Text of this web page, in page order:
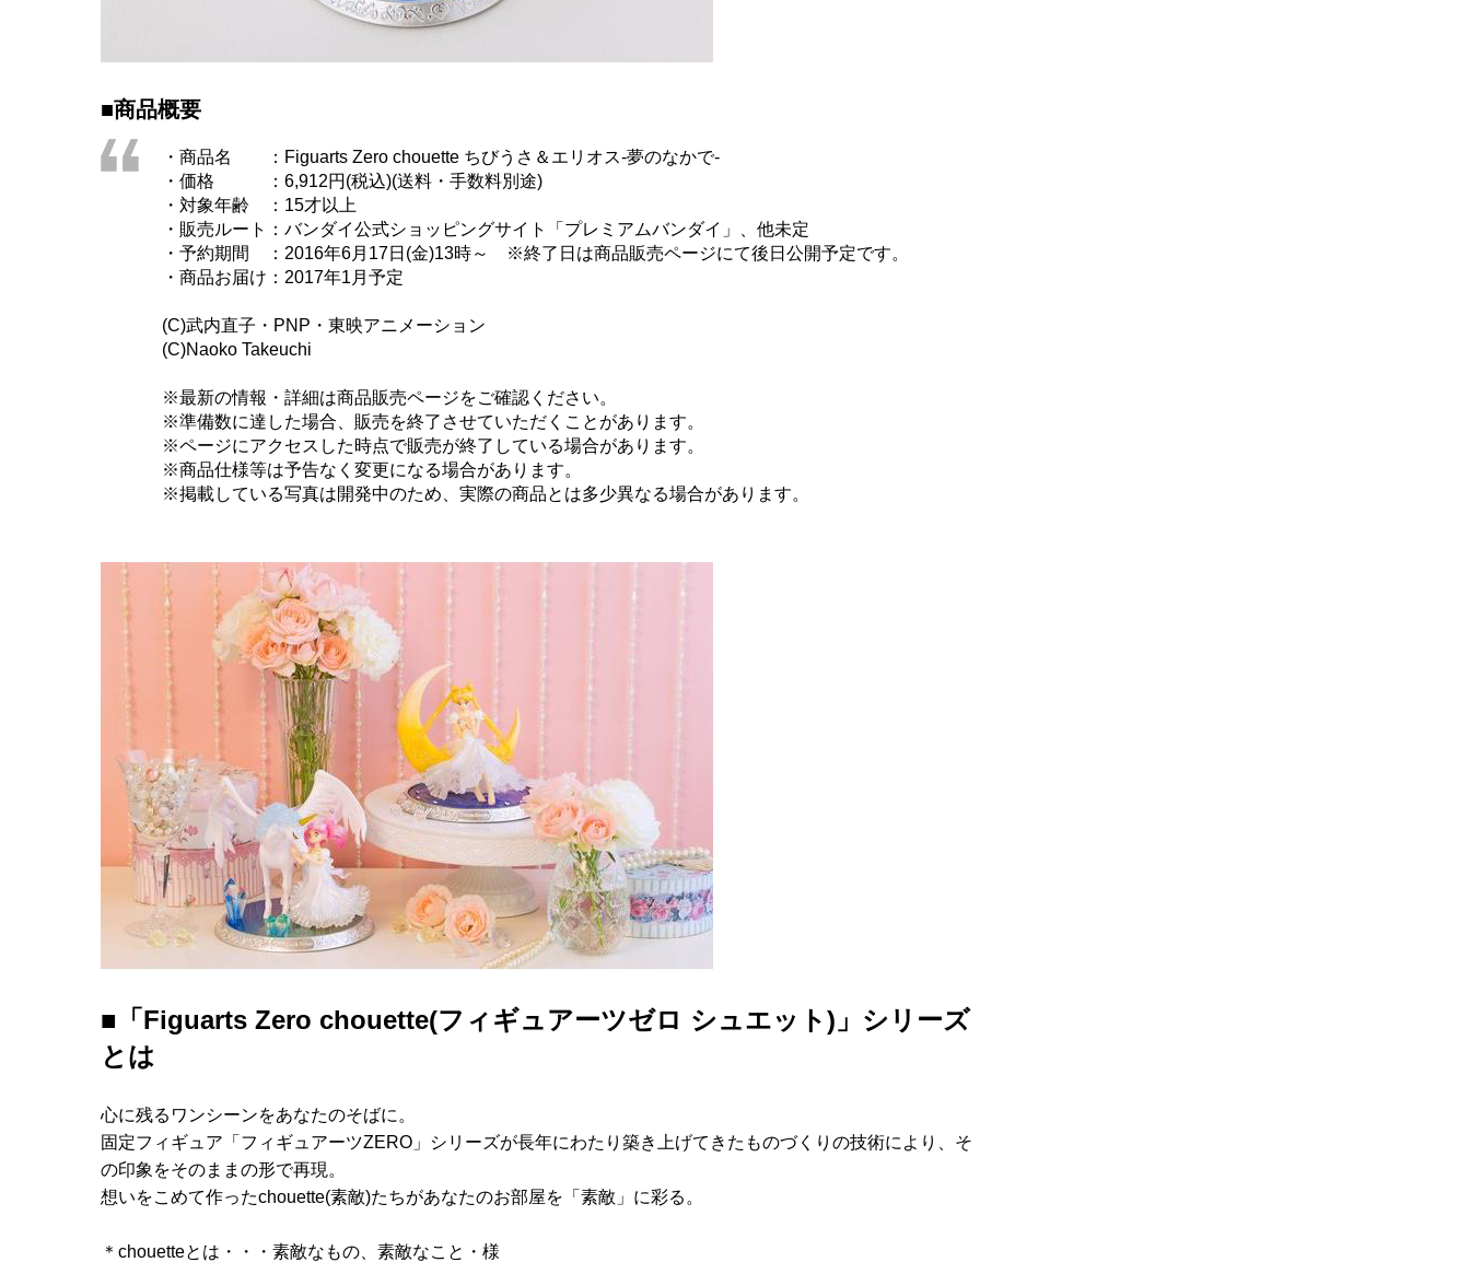
■商品概要
・商品名 ：Figuarts Zero chouette ちびうさ＆エリオス-夢のなかで-
・価格 ：6,912円(税込)(送料・手数料別途)
・対象年齢 ：15才以上
・販売ルート：バンダイ公式ショッピングサイト「プレミアムバンダイ」、他未定
・予約期間 ：2016年6月17日(金)13時～ ※終了日は商品販売ページにて後日公開予定です。
・商品お届け：2017年1月予定
(C)武内直子・PNP・東映アニメーション
(C)Naoko Takeuchi
※最新の情報・詳細は商品販売ページをご確認ください。
※準備数に達した場合、販売を終了させていただくことがあります。
※ページにアクセスした時点で販売が終了している場合があります。
※商品仕様等は予告なく変更になる場合があります。
※掲載している写真は開発中のため、実際の商品とは多少異なる場合があります。
■「Figuarts Zero chouette(フィギュアーツゼロ シュエット)」シリーズ
とは
心に残るワンシーンをあなたのそばに。
固定フィギュア「フィギュアーツZERO」シリーズが長年にわたり築き上げてきたものづくりの技術により、そ
の印象をそのままの形で再現。
想いをこめて作ったchouette(素敵)たちがあなたのお部屋を「素敵」に彩る。
＊chouetteとは・・・素敵なもの、素敵なこと・様